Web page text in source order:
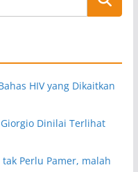
HIV yang Dikaitkan
Dinilai Terlihat
Perlu Pamer, malah